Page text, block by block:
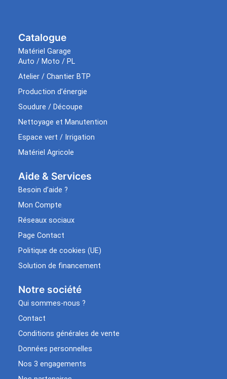
Catalogue
Matériel Garage
Auto / Moto / PL
Atelier / Chantier BTP
Production d’énergie
Soudure / Découpe
Nettoyage et Manutention
Espace vert / Irrigation
Matériel Agricole
Aide & Services​
Besoin d’aide ?
Mon Compte
Réseaux sociaux
Page Contact
Politique de cookies (UE)
Solution de financement
Notre société
Qui sommes-nous ?
Contact
Conditions générales de vente
Données personnelles
Nos 3 engagements